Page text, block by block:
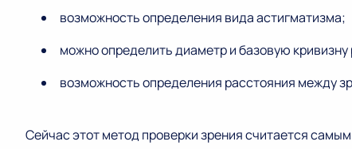
возможность определения вида астигматизма;
можно определить диаметр и базовую кривизну
возможность определения расстояния между
Сейчас этот метод проверки зрения считается